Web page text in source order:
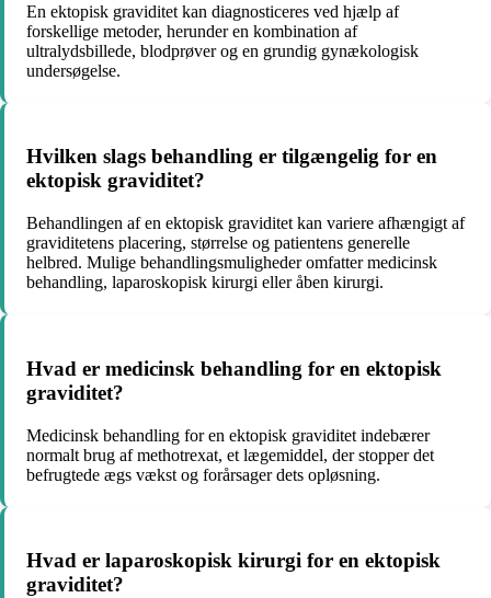
En ektopisk graviditet kan diagnosticeres ved hjælp af
forskellige metoder, herunder en kombination af
ultralydsbillede, blodprøver og en grundig gynækologisk
undersøgelse.
Hvilken slags behandling er tilgængelig for en
ektopisk graviditet?
Behandlingen af en ektopisk graviditet kan variere afhængigt af
graviditetens placering, størrelse og patientens generelle
helbred. Mulige behandlingsmuligheder omfatter medicinsk
behandling, laparoskopisk kirurgi eller åben kirurgi.
Hvad er medicinsk behandling for en ektopisk
graviditet?
Medicinsk behandling for en ektopisk graviditet indebærer
normalt brug af methotrexat, et lægemiddel, der stopper det
befrugtede ægs vækst og forårsager dets opløsning.
Hvad er laparoskopisk kirurgi for en ektopisk
graviditet?